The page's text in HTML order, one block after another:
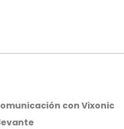
con Vixonic